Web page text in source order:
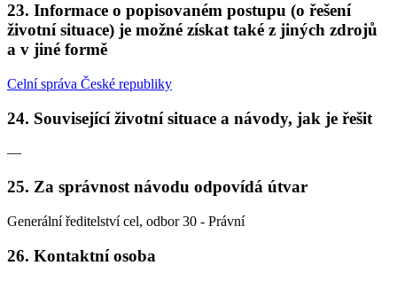
23. Informace o popisovaném postupu (o řešení
životní situace) je možné získat také z jiných zdrojů
a v jiné formě
Celní správa České republiky
24. Související životní situace a návody, jak je řešit
—
25. Za správnost návodu odpovídá útvar
Generální ředitelství cel, odbor 30 - Právní
26. Kontaktní osoba